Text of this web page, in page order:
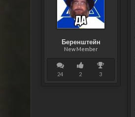
Беренштейн
New Member
24 2 3